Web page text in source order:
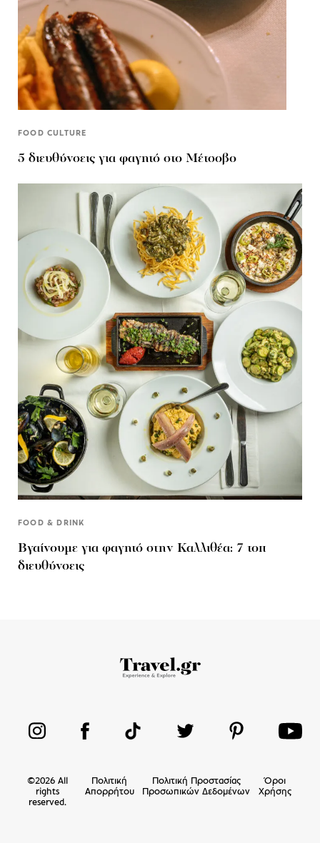
FOOD CULTURE
5 διευθύνσεις για φαγητό στο Μέτσοβο
FOOD & DRINK
Βγαίνουμε για φαγητό στην Καλλιθέα: 7 τοπ
διευθύνσεις
©2026 All
rights
reserved.
Πολιτική
Απορρήτου
Πολιτική Προστασίας
Προσωπικών Δεδομένων
Όροι
Χρήσης